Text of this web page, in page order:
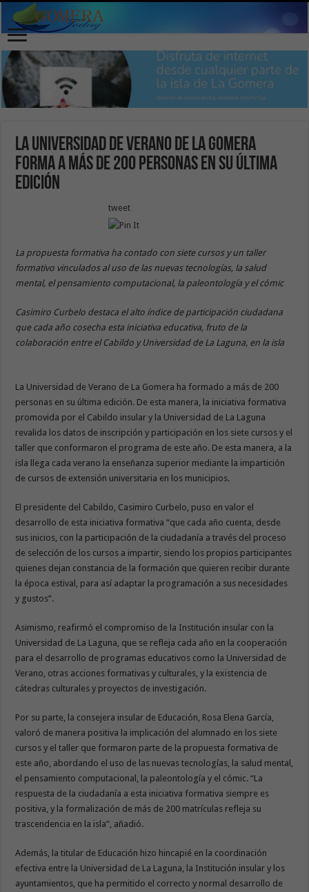
La Universidad de Verano de La Gomera
forma a más de 200 personas en su última
edición
tweet
La propuesta formativa ha contado con siete cursos y un taller
formativo vinculados al uso de las nuevas tecnologías, la salud
mental, el pensamiento computacional, la paleontología y el cómic
Casimiro Curbelo destaca el alto índice de participación ciudadana
que cada año cosecha esta iniciativa educativa, fruto de la
colaboración entre el Cabildo y Universidad de La Laguna, en la isla
La Universidad de Verano de La Gomera ha formado a más de 200
personas en su última edición. De esta manera, la iniciativa formativa
promovida por el Cabildo insular y la Universidad de La Laguna
revalida los datos de inscripción y participación en los siete cursos y el
taller que conformaron el programa de este año. De esta manera, a la
isla llega cada verano la enseñanza superior mediante la impartición
de cursos de extensión universitaria en los municipios.
El presidente del Cabildo, Casimiro Curbelo, puso en valor el
desarrollo de esta iniciativa formativa “que cada año cuenta, desde
sus inicios, con la participación de la ciudadanía a través del proceso
de selección de los cursos a impartir, siendo los propios participantes
quienes dejan constancia de la formación que quieren recibir durante
la época estival, para así adaptar la programación a sus necesidades
y gustos”.
Asimismo, reafirmó el compromiso de la Institución insular con la
Universidad de La Laguna, que se refleja cada año en la cooperación
para el desarrollo de programas educativos como la Universidad de
Verano, otras acciones formativas y culturales, y la existencia de
cátedras culturales y proyectos de investigación.
Por su parte, la consejera insular de Educación, Rosa Elena García,
valoró de manera positiva la implicación del alumnado en los siete
cursos y el taller que formaron parte de la propuesta formativa de
este año, abordando el uso de las nuevas tecnologías, la salud mental,
el pensamiento computacional, la paleontología y el cómic. “La
respuesta de la ciudadanía a esta iniciativa formativa siempre es
positiva, y la formalización de más de 200 matrículas refleja su
trascendencia en la isla”, añadió.
Además, la titular de Educación hizo hincapié en la coordinación
efectiva entre la Universidad de La Laguna, la Institución insular y los
ayuntamientos, que ha permitido el correcto y normal desarrollo de